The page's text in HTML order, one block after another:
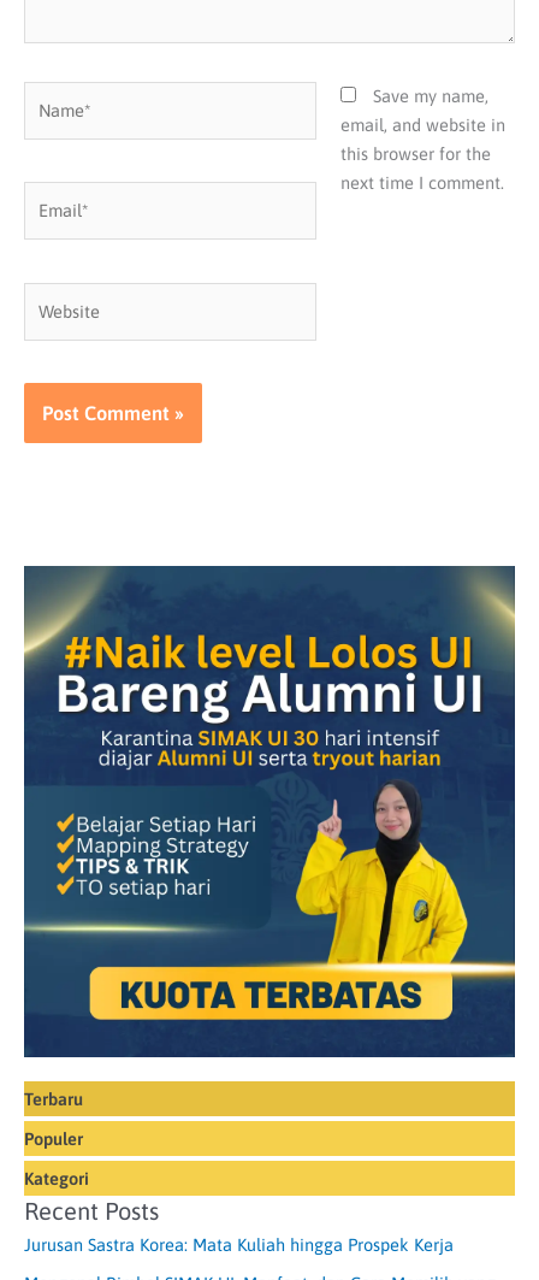
Save my name,
email, and website in
this browser for the
next time I comment.
Terbaru
Populer
Kategori
Recent Posts
Jurusan Sastra Korea: Mata Kuliah hingga Prospek Kerja